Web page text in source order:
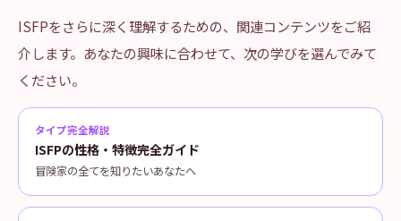
ISFPをさらに深く理解するための、関連コンテンツをご紹
介します。あなたの興味に合わせて、次の学びを選んでみて
ください。
タイプ完全解説
ISFPの性格・特徴完全ガイド
冒険家の全てを知りたいあなたへ